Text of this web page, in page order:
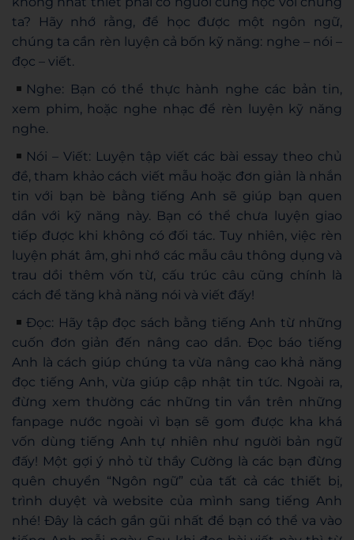
ta? Hãy nhớ rằng, để học được một ngôn ngữ,
chúng ta cần rèn luyện cả bốn kỹ năng: nghe – nói –
đọc – viết.
Nghe: Bạn có thể thực hành nghe các bản tin,
xem phim, hoặc nghe nhạc để rèn luyện kỹ năng
nghe.
Nói – Viết: Luyện tập viết các bài essay theo chủ
đề, tham khảo cách viết mẫu hoặc đơn giản là nhắn
tin với bạn bè bằng tiếng Anh sẽ giúp bạn quen
dần với kỹ năng này. Bạn có thể chưa luyện giao
tiếp được khi không có đối tác. Tuy nhiên, việc rèn
luyện phát âm, ghi nhớ các mẫu câu thông dụng và
trau dồi thêm vốn từ, cấu trúc câu cũng chính là
cách để tăng khả năng nói và viết đấy!
Đọc: Hãy tập đọc sách bằng tiếng Anh từ những
cuốn đơn giản đến nâng cao dần. Đọc báo tiếng
Anh là cách giúp chúng ta vừa nâng cao khả năng
đọc tiếng Anh, vừa giúp cập nhật tin tức. Ngoài ra,
đừng xem thường các những tin vắn trên những
fanpage nước ngoài vì bạn sẽ gom được kha khá
vốn dùng tiếng Anh tự nhiên như người bản ngữ
đấy! Một gợi ý nhỏ từ thầy Cường là các bạn đừng
quên chuyển “Ngôn ngữ” của tất cả các thiết bị,
trình duyệt và website của mình sang tiếng Anh
nhé! Đây là cách gần gũi nhất để bạn có thể va vào